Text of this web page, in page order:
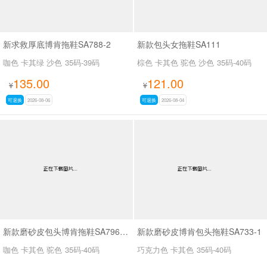
新求救厚底博肯拖鞋SA788-2
咖色 卡其绿 沙色 35码-39码
¥135.00
可退换 2026-08-06
新款包头女拖鞋SA111
棕色 卡其色 驼色 沙色 35码-40码
¥121.00
可退换 2026-08-04
新款磨砂皮包头博肯拖鞋SA796-10
咖色 卡其色 驼色 35码-40码
新款磨砂皮博肯包头拖鞋SA733-1
巧克力色 卡其色 35码-40码